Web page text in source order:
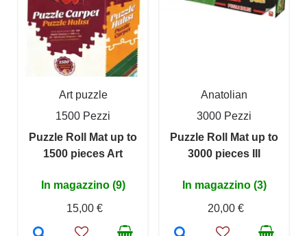
Art puzzle
1500 Pezzi
Puzzle Roll Mat up to
1500 pieces Art
In magazzino (9)
15,00 €
Anatolian
3000 Pezzi
Puzzle Roll Mat up to
3000 pieces III
In magazzino (3)
20,00 €